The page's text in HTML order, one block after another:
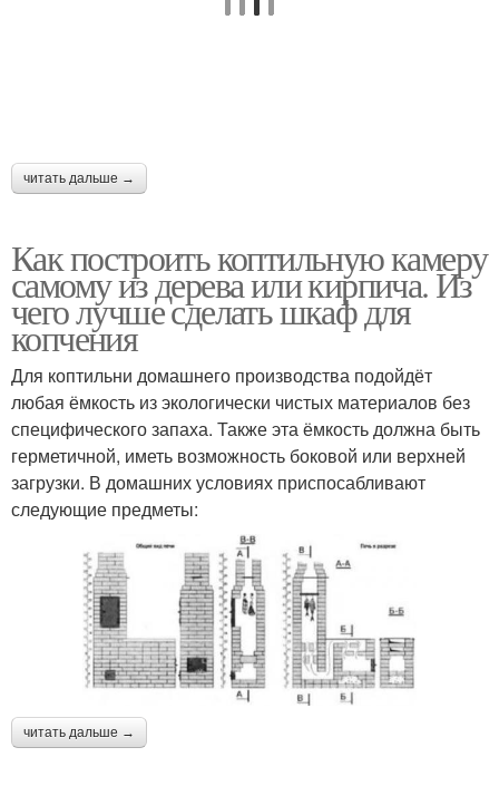
читать дальше →
Как построить коптильную камеру
самому из дерева или кирпича. Из
чего лучше сделать шкаф для
копчения
Для коптильни домашнего производства подойдёт
любая ёмкость из экологически чистых материалов без
специфического запаха. Также эта ёмкость должна быть
герметичной, иметь возможность боковой или верхней
загрузки. В домашних условиях приспосабливают
следующие предметы:
читать дальше →